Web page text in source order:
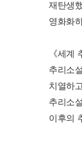
재탄생
영화화
《세계
추리소
치열하
추리소
이후의